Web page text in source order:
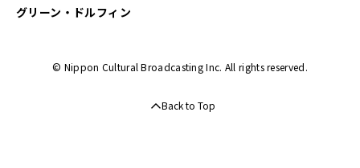
グリーン・ドルフィン
© Nippon Cultural Broadcasting Inc. All rights reserved.
Back to Top